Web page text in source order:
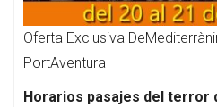
Oferta Exclusiva
PortAventura
Horarios pasajes del terror